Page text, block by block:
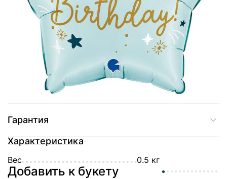
Купить в один клик
Доставка
Гарантия
Характеристика
Вес 0.5 кг
Добавить к букету